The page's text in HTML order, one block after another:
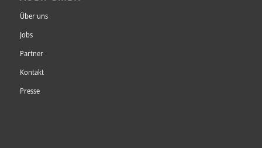
Über uns
Jobs
Partner
Kontakt
Presse